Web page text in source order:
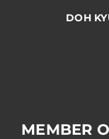
DOH
MEMBER